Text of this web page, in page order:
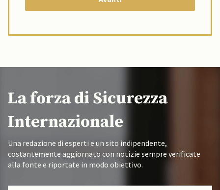
La forza di Sicurezza
Internazionale
Una redazione di esperti e un sito indipendente,
costantemente aggiornato con notizie sempre verificate
alla fonte e riportate in modo obiettivo.